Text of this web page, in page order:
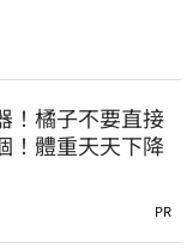
！橘子不要直接
！體重天天下降
PR